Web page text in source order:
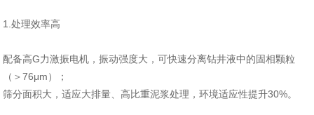
1.处理效率高‌
配备高G力激振电机，振动强度大，可快速分离钻井液中的固相颗粒
（＞76μm）‌；
筛分面积大，适应大排量、高比重泥浆处理，环境适应性提升30%‌。